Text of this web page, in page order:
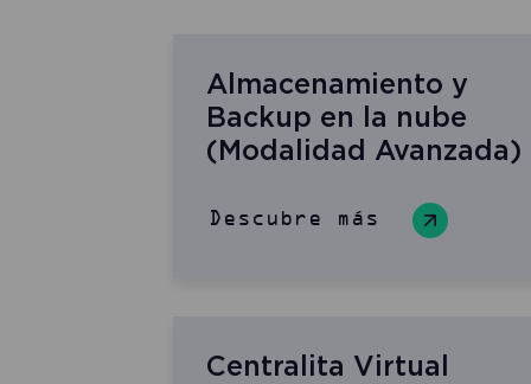
Almacenamiento y
Backup en la nube
(Modalidad Avanzada)
Descubre más
Centralita Virtual